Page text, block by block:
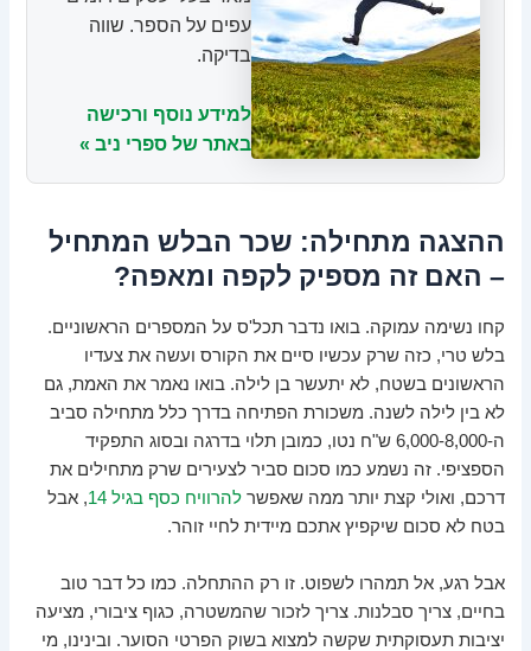
עפים על הספר. שווה
בדיקה.
למידע נוסף ורכישה
באתר של ספרי ניב »
ההצגה מתחילה: שכר הבלש המתחיל
– האם זה מספיק לקפה ומאפה?
קחו נשימה עמוקה. בואו נדבר תכל'ס על המספרים הראשוניים.
בלש טרי, כזה שרק עכשיו סיים את הקורס ועשה את צעדיו
הראשונים בשטח, לא יתעשר בן לילה. בואו נאמר את האמת, גם
לא בין לילה לשנה. משכורת הפתיחה בדרך כלל מתחילה סביב
ה-6,000-8,000 ש"ח נטו, כמובן תלוי בדרגה ובסוג התפקיד
הספציפי. זה נשמע כמו סכום סביר לצעירים שרק מתחילים את
דרכם, ואולי קצת יותר ממה שאפשרלהרוויח כסף בגיל 14
, אבל
בטח לא סכום שיקפיץ אתכם מיידית לחיי זוהר.
אבל רגע, אל תמהרו לשפוט. זו רק ההתחלה. כמו כל דבר טוב
בחיים, צריך סבלנות. צריך לזכור שהמשטרה, כגוף ציבורי, מציעה
יציבות תעסוקתית שקשה למצוא בשוק הפרטי הסוער. ובינינו, מי